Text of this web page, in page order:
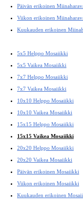
Päivän erikoinen
Viikon erikoinen
Kuukauden erikoinen
5x5 Helppo Mosaiikki
5x5 Vaikea Mosaiikki
7x7 Helppo Mosaiikki
7x7 Vaikea Mosaiikki
10x10 Helppo Mosaiikki
10x10 Vaikea Mosaiikki
15x15 Helppo Mosaiikki
15x15 Vaikea Mosaiikki
20x20 Helppo Mosaiikki
20x20 Vaikea Mosaiikki
Päivän erikoinen Mosaiikki
Viikon erikoinen Mosaiikki
Kuukauden erikoinen